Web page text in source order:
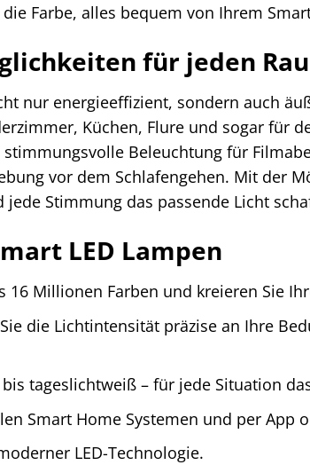
Farbe, alles bequem von Ihrem
für jeden
nur energieeffizient, sondern auch
Küchen, Flure und sogar für
Beleuchtung für
vor dem Schlafengehen. Mit der
Stimmung das passende Licht
LED Lampen
16 Millionen Farben und kreieren Sie
die Lichtintensität präzise an Ihre
tageslichtweiß – für jede Situation
Smart Home Systemen und per App
LED-Technologie.